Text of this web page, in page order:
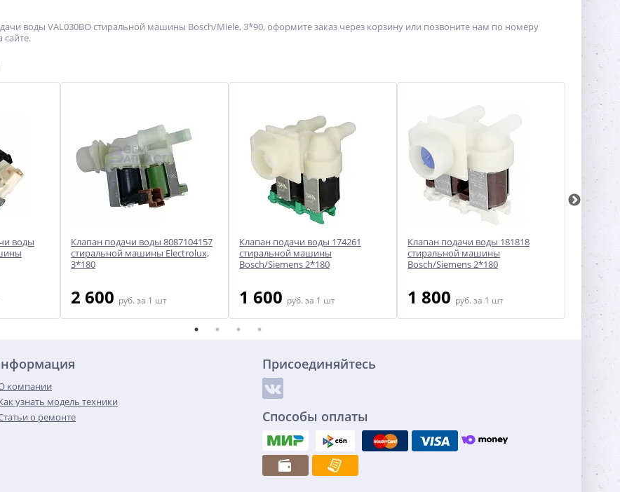
воды VAL030BO стиральной машины Bosch/Miele, 3*90, оформите заказ через корзину или позвоните нам по номеру
сайте.
воды
Клапан подачи воды 8087104157
стиральной машины Electrolux,
3*180
2 600 руб. за 1 шт
Клапан подачи воды 174261
стиральной машины
Bosch/Siemens 2*180
1 600 руб. за 1 шт
Клапан подачи воды 181818
стиральной машины
Bosch/Siemens 2*180
1 800 руб. за 1 шт
62AB301
500
компании
узнать модель техники
о ремонте
Присоединяйтесь
Способы оплаты